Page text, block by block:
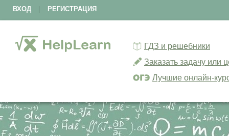
ВХОД РЕГИСТРАЦИЯ
ГДЗ и решебники
Заказать задачу или
Лучшие онлайн-